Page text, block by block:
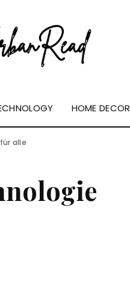
HOME DECOR
alle